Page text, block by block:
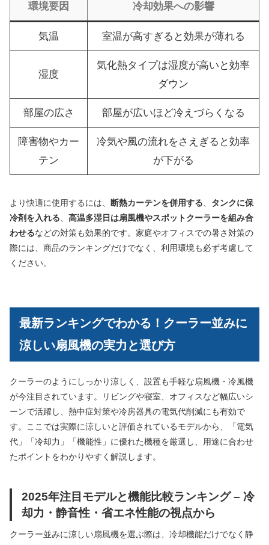
環境要因 冷却効果への影響
気温 室温が高すぎると効果が薄れる
湿度
気化熱タイプは湿度が高いと効率
ダウン
部屋の広さ 部屋が広いほど冷えづらくなる
障害物やカー
テン
冷気や風の流れをさえぎると効率
が下がる
より快適に使用するには、 断熱カーテンを併用する
タンクに保
冷剤を入れる
高温多湿日は扇風機やスポットクーラーを組み合
わせるなどの対策も効果的です。家庭やオフィスでの暑さ対策の
際には、商品のランキングだけでなく、利用環境も必ず考慮して
ください。
最新ランキングでわかる！クーラー並みに
涼しい扇風機の実力と選び方
クーラーのようにしっかり涼しく、設置も手軽な扇風機・冷風機
が今注目されています。リビングや寝室、オフィスなど幅広いシ
ーンで活躍し、熱中症対策や冷房器具の電気代削減にも有効で
す。ここでは実際に涼しいと評価されているモデルから、「電気
代」「冷却力」「機能性」に優れた機種を厳選し、用途に合わせ
たポイントをわかりやすく解説します。
2025年注目モデルと機能比較ランキング – 冷
却力・静音性・省エネ性能の視点から
クーラー並みに涼しい扇風機を選ぶ際は、冷却機能だけでなく静